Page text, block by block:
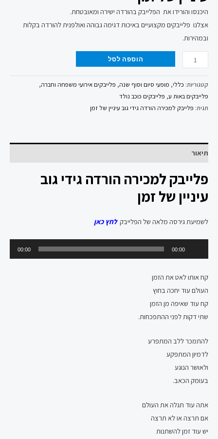
היכנסו והורידו את הפלייבק בהורדה ישירה ומאובטחת.
אצלנו פלייבקים מקצועיים באיכות דגימה גבוהה ואולפנית להורדה בקלות
ובמהירות.
הוספה לסל
קטגוריות: כללי, מופעי סיום וסוף שנה, פלייבקים אירועי משפחה וחברה,
פלייבקים באות ע, פלייבקים כוכב נולד
תגית: פלייבק למכירה הורדה גידי גוב עיניין של זמן
תיאור
פלייבק למכירה הורדה גידי גוב
עיניין של זמן
לשמיעת גירסה מלאה של הפלייבקלחץ כאן
אודיו
00:00
00:00
קח אותו לאט את הזמן
העולם עוד יחכה בחוץ
קח עוד שאיפה מן הזמן
שתי דקות לפני ההתפכחות.
להתמכר ללב המתפרע
לדמיון המתפקע
ולאושר הנוגע
בעומק הכאב.
אתה עוד תגלה את העולם
אם תרצה או לא תרצה
יש עוד זמן להשתנות